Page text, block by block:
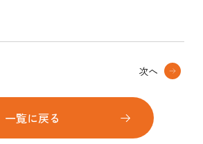
一覧に戻る
次へ